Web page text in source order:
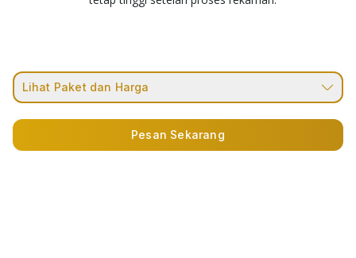
Lihat Paket dan Harga
Pesan Sekarang